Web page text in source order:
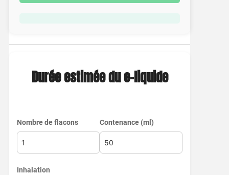
Durée estimée du e-liquide
Nombre de flacons Contenance (ml)
Inhalation